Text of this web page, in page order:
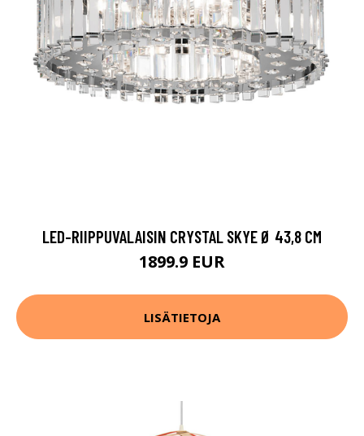
LED-RIIPPUVALAISIN CRYSTAL SKYE Ø 43,8 CM
1899.9 EUR
LISÄTIETOJA